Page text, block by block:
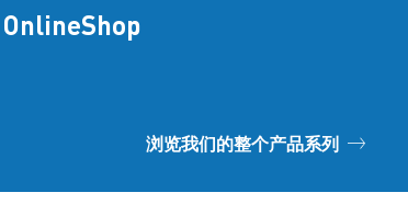
OnlineShop
浏览我们的整个产品系列